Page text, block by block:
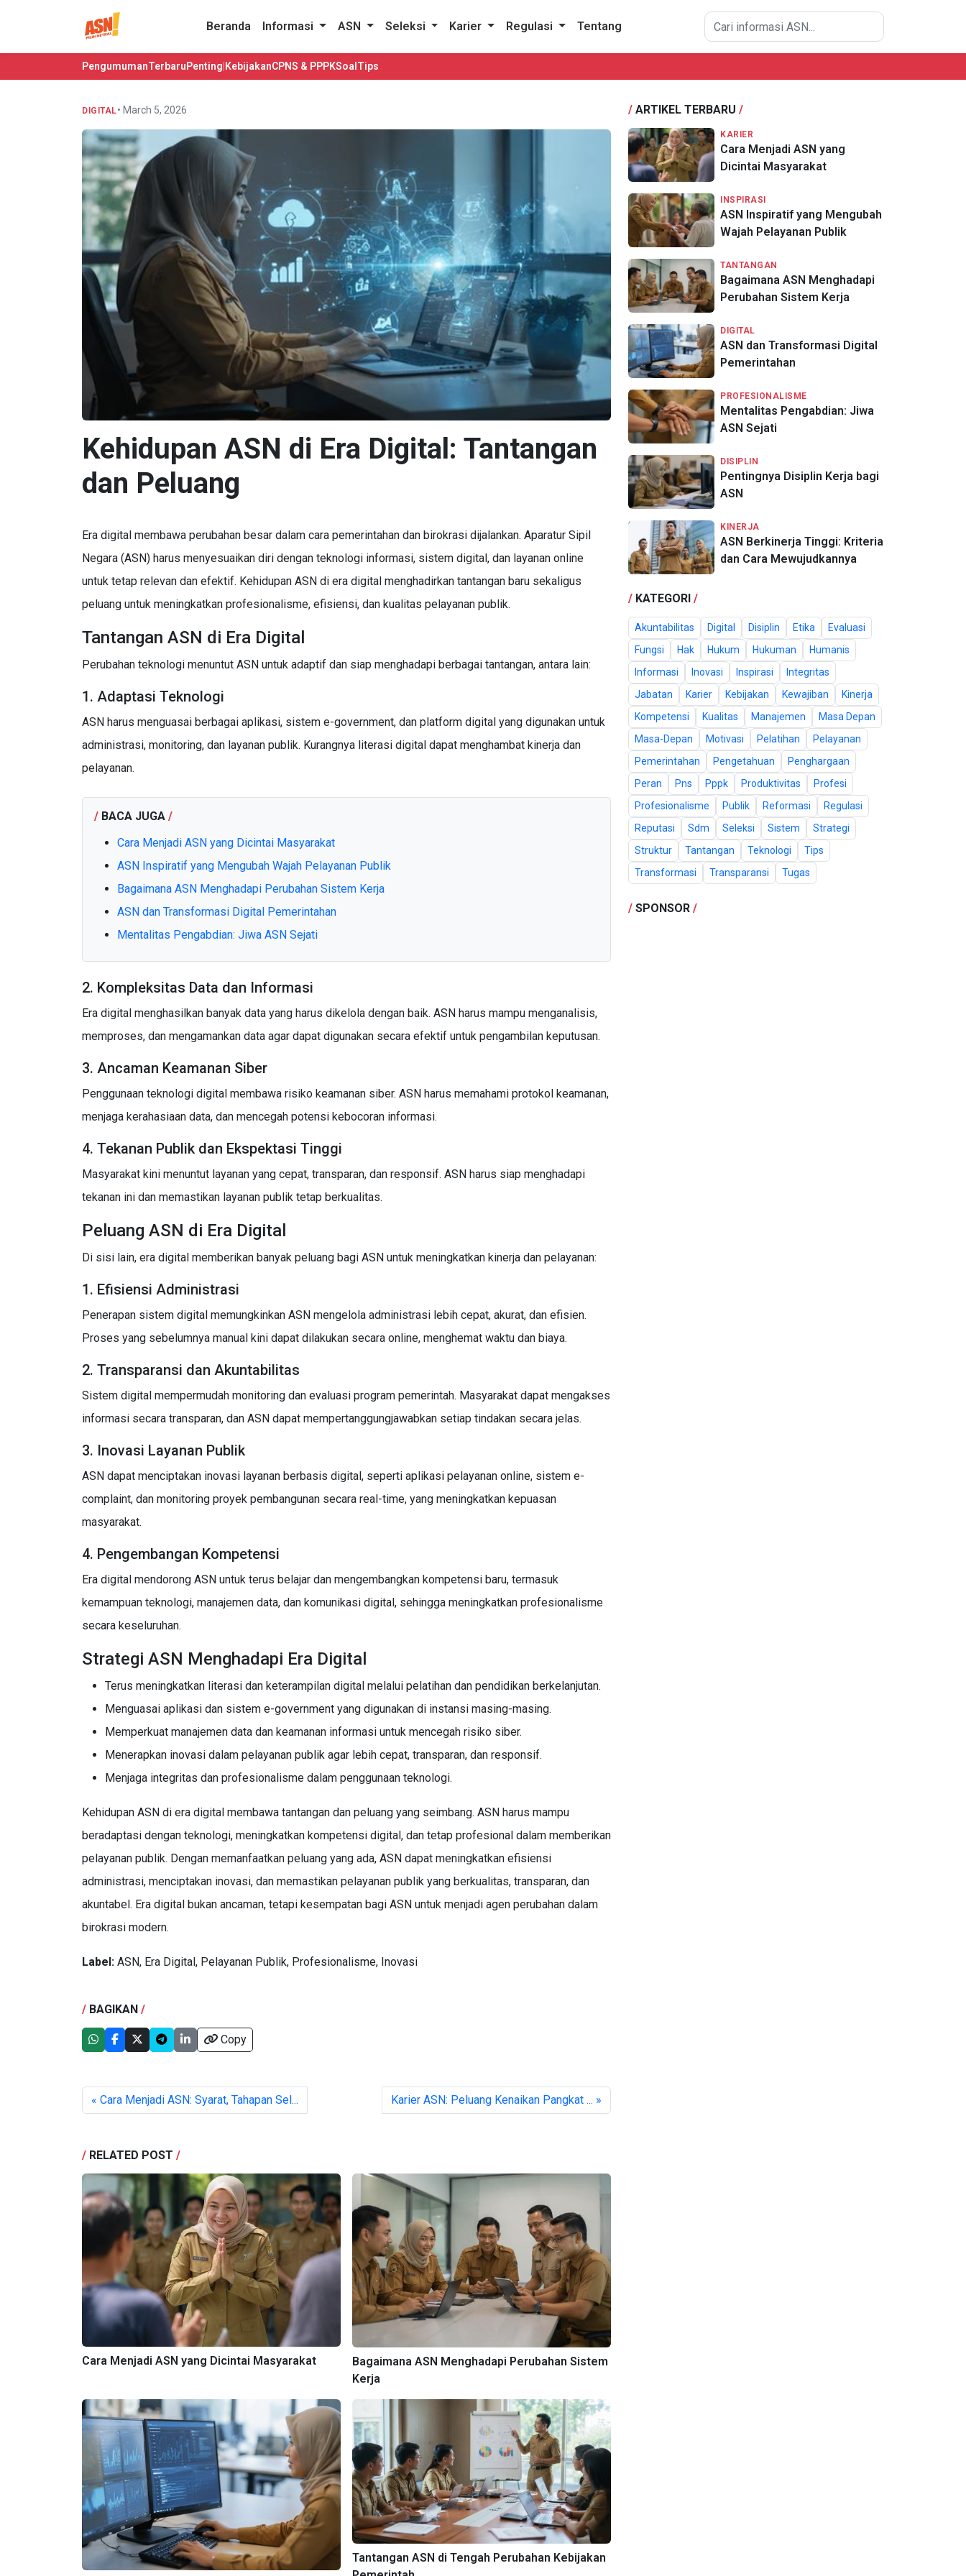
Beranda Informasi ASN Seleksi Karier Regulasi Tentang
PengumumanTerbaruPenting KebijakanCPNS & PPPKSoal Tips
DIGITAL• March 5, 2026
Kehidupan ASN di Era Digital: Tantangan
dan Peluang
Era digital membawa perubahan besar dalam cara pemerintahan dan birokrasi dijalankan. Aparatur Sipil
Negara (ASN) harus menyesuaikan diri dengan teknologi informasi, sistem digital, dan layanan online
untuk tetap relevan dan efektif. Kehidupan ASN di era digital menghadirkan tantangan baru sekaligus
peluang untuk meningkatkan profesionalisme, efisiensi, dan kualitas pelayanan publik.
Tantangan ASN di Era Digital
Perubahan teknologi menuntut ASN untuk adaptif dan siap menghadapi berbagai tantangan, antara lain:
1. Adaptasi Teknologi
ASN harus menguasai berbagai aplikasi, sistem e-government, dan platform digital yang digunakan untuk
administrasi, monitoring, dan layanan publik. Kurangnya literasi digital dapat menghambat kinerja dan
pelayanan.
/ BACA JUGA /
Cara Menjadi ASN yang Dicintai Masyarakat
ASN Inspiratif yang Mengubah Wajah Pelayanan Publik
Bagaimana ASN Menghadapi Perubahan Sistem Kerja
ASN dan Transformasi Digital Pemerintahan
Mentalitas Pengabdian: Jiwa ASN Sejati
2. Kompleksitas Data dan Informasi
Era digital menghasilkan banyak data yang harus dikelola dengan baik. ASN harus mampu menganalisis,
memproses, dan mengamankan data agar dapat digunakan secara efektif untuk pengambilan keputusan.
3. Ancaman Keamanan Siber
Penggunaan teknologi digital membawa risiko keamanan siber. ASN harus memahami protokol keamanan,
menjaga kerahasiaan data, dan mencegah potensi kebocoran informasi.
4. Tekanan Publik dan Ekspektasi Tinggi
Masyarakat kini menuntut layanan yang cepat, transparan, dan responsif. ASN harus siap menghadapi
tekanan ini dan memastikan layanan publik tetap berkualitas.
Peluang ASN di Era Digital
Di sisi lain, era digital memberikan banyak peluang bagi ASN untuk meningkatkan kinerja dan pelayanan:
1. Efisiensi Administrasi
Penerapan sistem digital memungkinkan ASN mengelola administrasi lebih cepat, akurat, dan efisien.
Proses yang sebelumnya manual kini dapat dilakukan secara online, menghemat waktu dan biaya.
2. Transparansi dan Akuntabilitas
Sistem digital mempermudah monitoring dan evaluasi program pemerintah. Masyarakat dapat mengakses
informasi secara transparan, dan ASN dapat mempertanggungjawabkan setiap tindakan secara jelas.
3. Inovasi Layanan Publik
ASN dapat menciptakan inovasi layanan berbasis digital, seperti aplikasi pelayanan online, sistem e-
complaint, dan monitoring proyek pembangunan secara real-time, yang meningkatkan kepuasan
masyarakat.
4. Pengembangan Kompetensi
Era digital mendorong ASN untuk terus belajar dan mengembangkan kompetensi baru, termasuk
kemampuan teknologi, manajemen data, dan komunikasi digital, sehingga meningkatkan profesionalisme
secara keseluruhan.
Strategi ASN Menghadapi Era Digital
Terus meningkatkan literasi dan keterampilan digital melalui pelatihan dan pendidikan berkelanjutan.
Menguasai aplikasi dan sistem e-government yang digunakan di instansi masing-masing.
Memperkuat manajemen data dan keamanan informasi untuk mencegah risiko siber.
Menerapkan inovasi dalam pelayanan publik agar lebih cepat, transparan, dan responsif.
Menjaga integritas dan profesionalisme dalam penggunaan teknologi.
Kehidupan ASN di era digital membawa tantangan dan peluang yang seimbang. ASN harus mampu
beradaptasi dengan teknologi, meningkatkan kompetensi digital, dan tetap profesional dalam memberikan
pelayanan publik. Dengan memanfaatkan peluang yang ada, ASN dapat meningkatkan efisiensi
administrasi, menciptakan inovasi, dan memastikan pelayanan publik yang berkualitas, transparan, dan
akuntabel. Era digital bukan ancaman, tetapi kesempatan bagi ASN untuk menjadi agen perubahan dalam
birokrasi modern.
Label: ASN, Era Digital, Pelayanan Publik, Profesionalisme, Inovasi
/ BAGIKAN /
Copy
« Cara Menjadi ASN: Syarat, Tahapan Sel... Karier ASN: Peluang Kenaikan Pangkat ... »
/ RELATED POST /
Cara Menjadi ASN yang Dicintai Masyarakat
Bagaimana ASN Menghadapi Perubahan Sistem
Kerja
Tantangan ASN di Tengah Perubahan Kebijakan
/ ARTIKEL TERBARU /
KARIER
Cara Menjadi ASN yang
Dicintai Masyarakat
INSPIRASI
ASN Inspiratif yang Mengubah
Wajah Pelayanan Publik
TANTANGAN
Bagaimana ASN Menghadapi
Perubahan Sistem Kerja
DIGITAL
ASN dan Transformasi Digital
Pemerintahan
PROFESIONALISME
Mentalitas Pengabdian: Jiwa
ASN Sejati
DISIPLIN
Pentingnya Disiplin Kerja bagi
ASN
KINERJA
ASN Berkinerja Tinggi: Kriteria
dan Cara Mewujudkannya
/ KATEGORI /
Akuntabilitas Digital Disiplin Etika
Evaluasi
Fungsi
Hak Hukum Hukuman
Humanis
Informasi
Inovasi Inspirasi
Integritas
Jabatan
Karier Kebijakan Kewajiban
Kinerja
Kompetensi
Kualitas Manajemen
Masa Depan
Masa-Depan
Motivasi Pelatihan
Pelayanan
Pemerintahan
Pengetahuan
Penghargaan
Peran
Pns Pppk Produktivitas
Profesi
Profesionalisme
Publik Reformasi
Regulasi
Reputasi
Sdm Seleksi Sistem
Strategi
Struktur
Tantangan Teknologi
Tips
Transformasi
Transparansi Tugas
/ SPONSOR /